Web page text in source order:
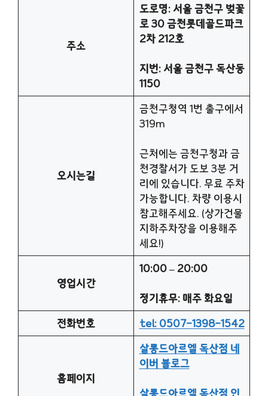
주소
도로명: 서울 금천구 벚꽃
로 30 금천롯데골드파크
2차 212호
지번: 서울 금천구 독산동
1150
오시는길
금천구청역 1번 출구에서
319m
근처에는 금천구청과 금
천경찰서가 도보 3분 거
리에 있습니다. 무료 주차
가능합니다. 차량 이용시
참고해주세요. (상가건물
지하주차장을 이용해주
세요!)
영업시간
10:00 – 20:00
정기휴무: 매주 화요일
전화번호
tel: 0507-1398-1542
홈페이지
살롱드아르엘 독산점 네
이버 블로그